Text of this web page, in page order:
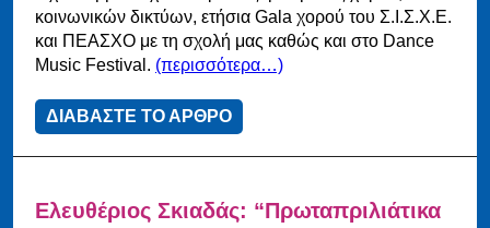
κοινωνικών δικτύων, ετήσια Gala χορού του Σ.Ι.Σ.Χ.Ε.
και ΠΕΑΣΧΟ με τη σχολή μας καθώς και στο Dance
Music Festival. (περισσότερα…)
ΔΙΑΒΑΣΤΕ ΤΟ ΑΡΘΡΟ
Ελευθέριος Σκιαδάς: “Πρωταπριλιάτικα